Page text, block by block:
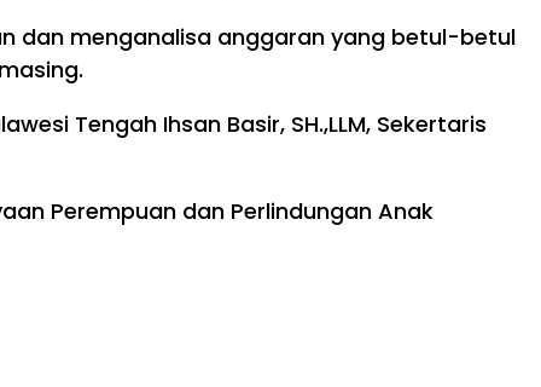
dan menganalisa anggaran yang betul-betul
Tengah Ihsan Basir, SH.,LLM, Sekertaris
Perempuan dan Perlindungan Anak